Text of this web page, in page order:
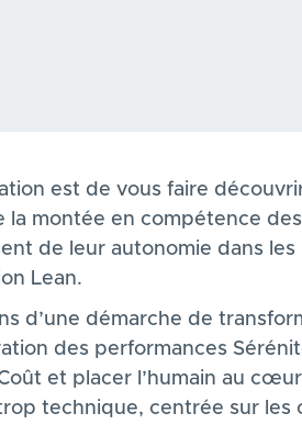
est de vous faire
la montée en compétence des
de leur autonomie dans les
Lean.
d’une démarche de
des performances
et placer l’humain au
technique, centrée sur les